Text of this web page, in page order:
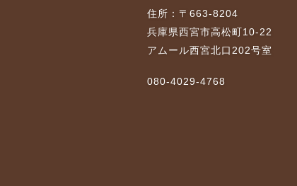
住所：〒663-8204
兵庫県西宮市高松町10-22
アムール西宮北口202号室
080-4029-4768